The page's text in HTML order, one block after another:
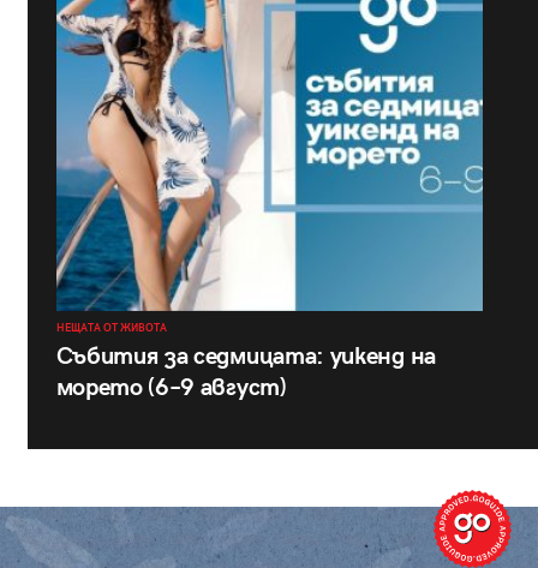
НЕЩАТА ОТ ЖИВОТА
Събития за седмицата: уикенд на
морето (6–9 август)